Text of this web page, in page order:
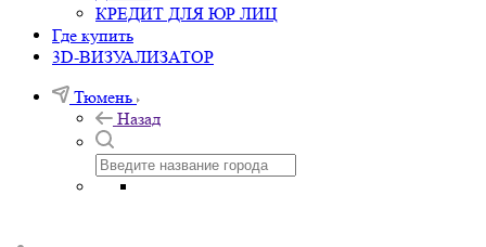
КРЕДИТ ДЛЯ ЮР ЛИЦ
Где купить
3D-ВИЗУАЛИЗАТОР
Тюмень
Назад